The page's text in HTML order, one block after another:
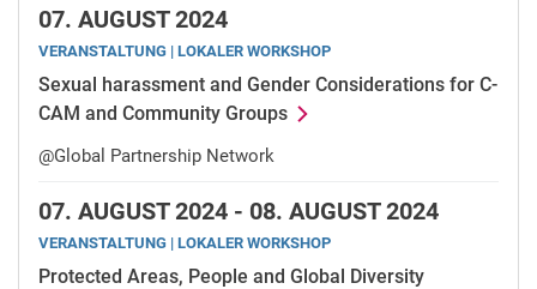
07. AUGUST 2024
VERANSTALTUNG | LOKALER WORKSHOP
Sexual harassment and Gender Considerations for C-
CAM and Community Groups
@Global Partnership Network
07. AUGUST 2024 - 08. AUGUST 2024
VERANSTALTUNG | LOKALER WORKSHOP
Protected Areas, People and Global Diversity